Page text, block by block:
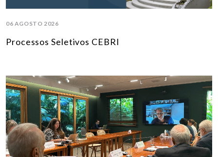
06 AGOSTO 2026
Processos Seletivos CEBRI